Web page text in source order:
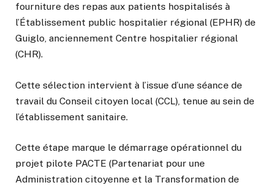
fourniture des repas aux patients hospitalisés à
l’Établissement public hospitalier régional (EPHR) de
Guiglo, anciennement Centre hospitalier régional
(CHR).
Cette sélection intervient à l’issue d’une séance de
travail du Conseil citoyen local (CCL), tenue au sein de
l’établissement sanitaire.
Cette étape marque le démarrage opérationnel du
projet pilote PACTE (Partenariat pour une
Administration citoyenne et la Transformation de